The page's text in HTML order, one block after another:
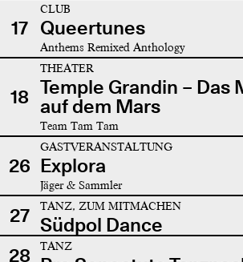
17
CLUB
Queertunes
Anthems Remixed Anthology
18
THEATER
Temple Grandin – Das
auf dem Mars
Team Tam Tam
26
GASTVERANSTALTUNG
Explora
Jäger & Sammler
27 TANZ, ZUM MITMACHEN
Südpol Dance
28
TANZ